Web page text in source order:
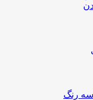
رنگ